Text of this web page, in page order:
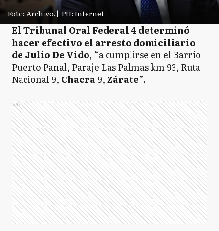
Foto: Archivo.| PH: Internet
El Tribunal Oral Federal 4 determinó
hacer efectivo el arresto domiciliario
de Julio De Vido, “a cumplirse en el Barrio
Puerto Panal, Paraje Las Palmas km 93, Ruta
Nacional 9, Chacra9,Zárate”.
Ads